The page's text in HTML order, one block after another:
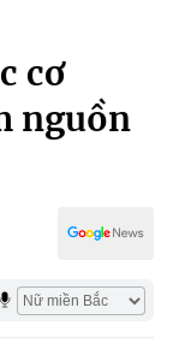
cơ
nguồn